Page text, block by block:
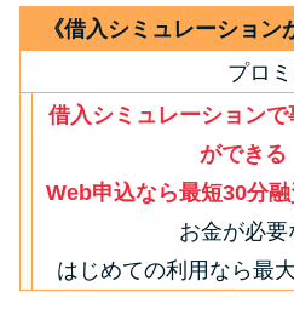
《借入シミュレーション
プロ
借入シミュレーション
ができる
Web申込なら最短30分
お金が必要
はじめての利用なら最